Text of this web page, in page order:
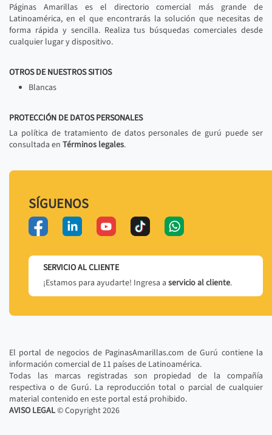
Páginas Amarillas es el directorio comercial más grande de
Latinoamérica, en el que encontrarás la solución que necesitas de
forma rápida y sencilla. Realiza tus búsquedas comerciales desde
cualquier lugar y dispositivo.
OTROS DE NUESTROS SITIOS
Blancas
PROTECCIÓN DE DATOS PERSONALES
La política de tratamiento de datos personales de gurú puede ser
consultada en Términos legales.
SÍGUENOS
SERVICIO AL CLIENTE
¡Estamos para ayudarte! Ingresa a servicio al cliente.
El portal de negocios de PaginasAmarillas.com de Gurú contiene la
información comercial de 11 países de Latinoamérica.
Todas las marcas registradas son propiedad de la compañía
respectiva o de Gurú. La reproducción total o parcial de cualquier
material contenido en este portal está prohibido.
AVISO LEGAL© Copyright2026